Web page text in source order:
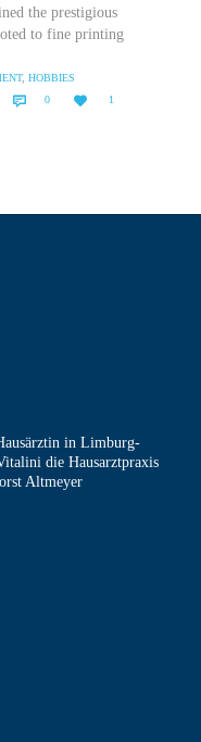
the prestigious
to fine printing
, HOBBIES
 0 COMMENTS

LOVE
IT
1
in Limburg-
die Hausarztpraxis
Altmeyer